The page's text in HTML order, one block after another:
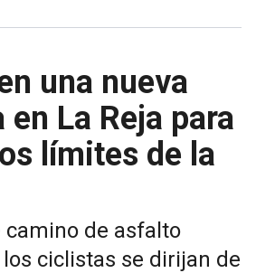
una nueva
en La Reja para
límites de la
camino de asfalto
ciclistas se dirijan de